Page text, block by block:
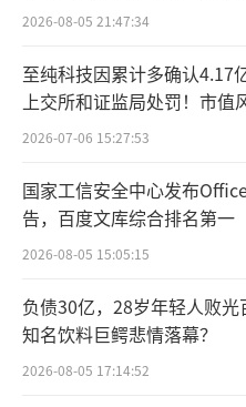
据了解，疫苗从
市，还需经历比较长
家药监局将按要求对
效性和质量可控性等
开展生产现场核查以
理规范符合性检查。
册申报资料、核查结
册证书。
就在不久前，万
2026-08-05 21:47:34
至纯科技因累计多确认4.17
上交所和证监局处罚！市值
财务问题，遭巨额索赔！
2026-07-06 15:27:53
国家工信安全中心发布
告，百度文库综合排名第一
2026-08-05 15:05:15
负债30亿，28岁年轻人败光
知名饮料巨鳄悲情落幕？
2026-08-05 17:14:52